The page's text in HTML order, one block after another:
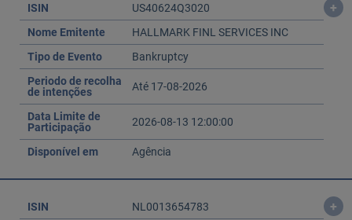
ISIN US40624Q3020 +
Nome Emitente
HALLMARK FINL SERVICES INC
Tipo de Evento
Bankruptcy
Periodo de recolha
de intenções
Até 17-08-2026
Data Limite de
Participação
2026-08-13 12:00:00
Disponível em Agência
ISIN NL0013654783 +